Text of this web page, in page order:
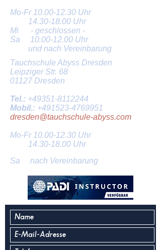
Mo-Fr10.00-12.30 Uhr
14.30-18.00 Uhr
Mi - geschlossen -
Sa 10.00-12.00 Uhr
und nach Vereinbarung
Tauchschule Abyss Dresden
Leipziger Str. 68
01127 Dresden
Tel.: +49351-8112244
Mobil.: +491523-4769951
dresden@tauchschule-abyss.com
Mo-Fr10.00-12.30 Uhr
14.30-18.00 Uhr
Sa nach Vereinbarung